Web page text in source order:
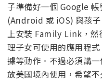
子準備好一個 Google
(Android 或 iOS) 與孩
上安裝 Family Link，然
理子女可使用的應用程
據等動作。不過必須講
放美國境內使用，希望